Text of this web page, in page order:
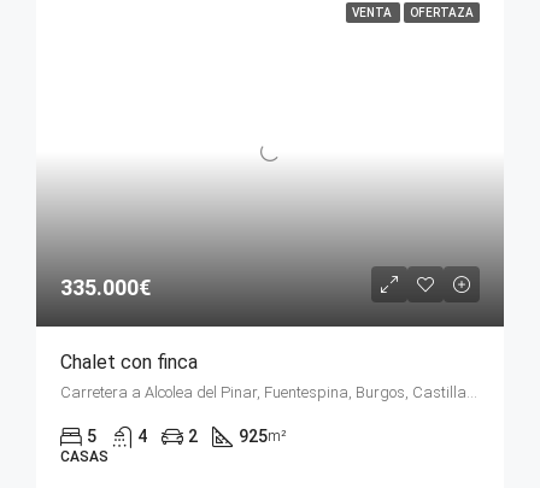
VENTA OFERTAZA
335.000€
Chalet con finca
Carretera a Alcolea del Pinar, Fuentespina, Burgos, Castilla y León, 09471, España
5 4 2 925m²
CASAS